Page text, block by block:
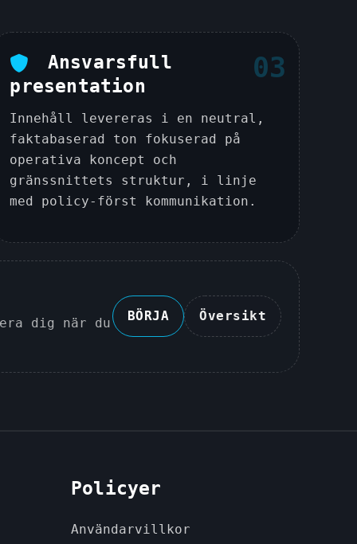
03
Ansvarsfull
presentation
Innehåll levereras i en neutral,
faktabaserad ton fokuserad på
operativa koncept och
gränssnittets struktur, i linje
med policy-först kommunikation.
dig när du BÖRJA Översikt
Policyer
Användarvillkor